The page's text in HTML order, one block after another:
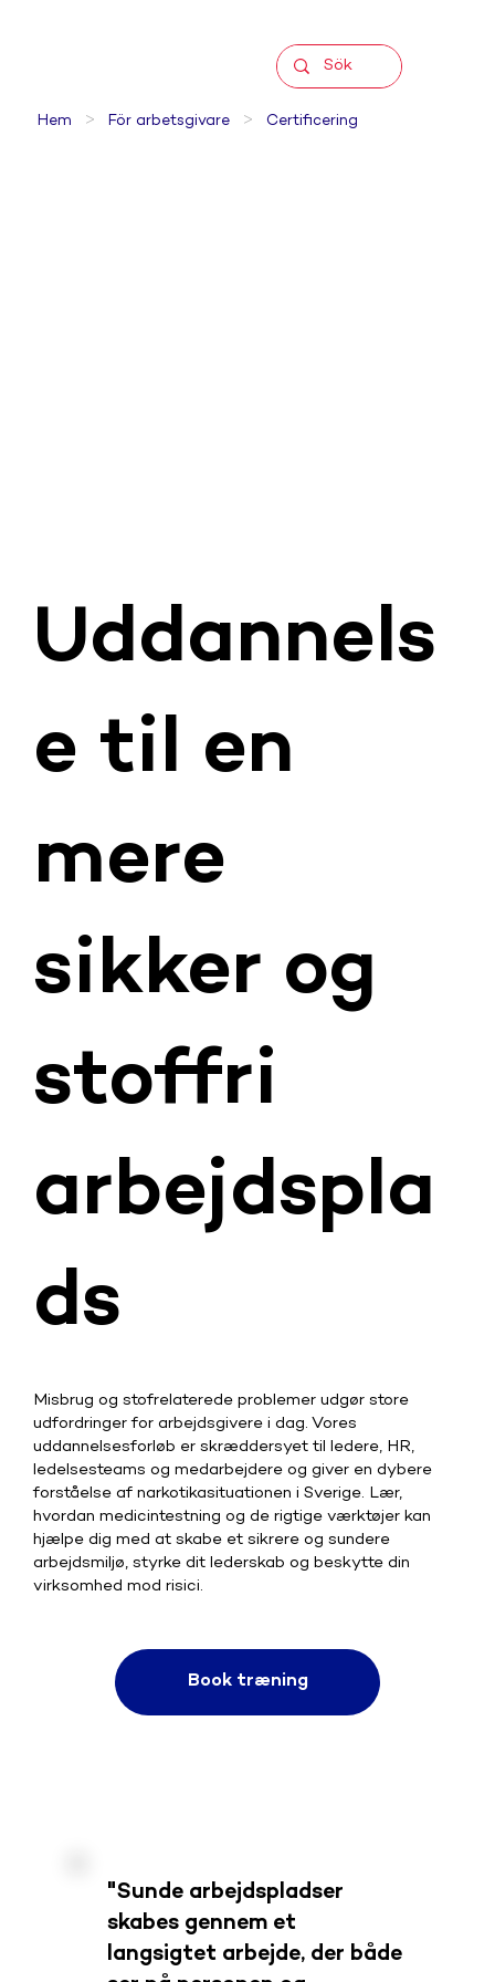
Hem > För arbetsgivare > Certificering
"Sunde arbejdspladser
skabes gennem et
langsigtet arbejde, der både
Uddannels
e til en
mere
sikker og
stoffri
arbejdspla
ds
Misbrug og stofrelaterede problemer udgør store
udfordringer for arbejdsgivere i dag. Vores
uddannelsesforløb er skræddersyet til ledere, HR,
ledelsesteams og medarbejdere og giver en dybere
forståelse af narkotikasituationen i Sverige. Lær,
hvordan medicintestning og de rigtige værktøjer kan
hjælpe dig med at skabe et sikrere og sundere
arbejdsmiljø, styrke dit lederskab og beskytte din
virksomhed mod risici.
Book træning